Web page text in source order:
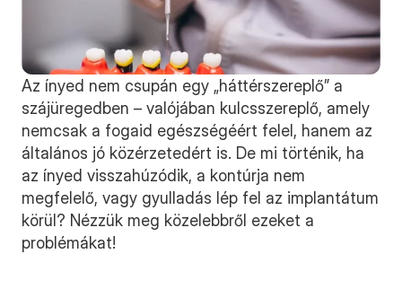
Az ínyed nem csupán egy „háttérszereplő” a
szájüregedben – valójában kulcsszereplő, amely
nemcsak a fogaid egészségéért felel, hanem az
általános jó közérzetedért is. De mi történik, ha
az ínyed visszahúzódik, a kontúrja nem
megfelelő, vagy gyulladás lép fel az implantátum
körül? Nézzük meg közelebbről ezeket a
problémákat!